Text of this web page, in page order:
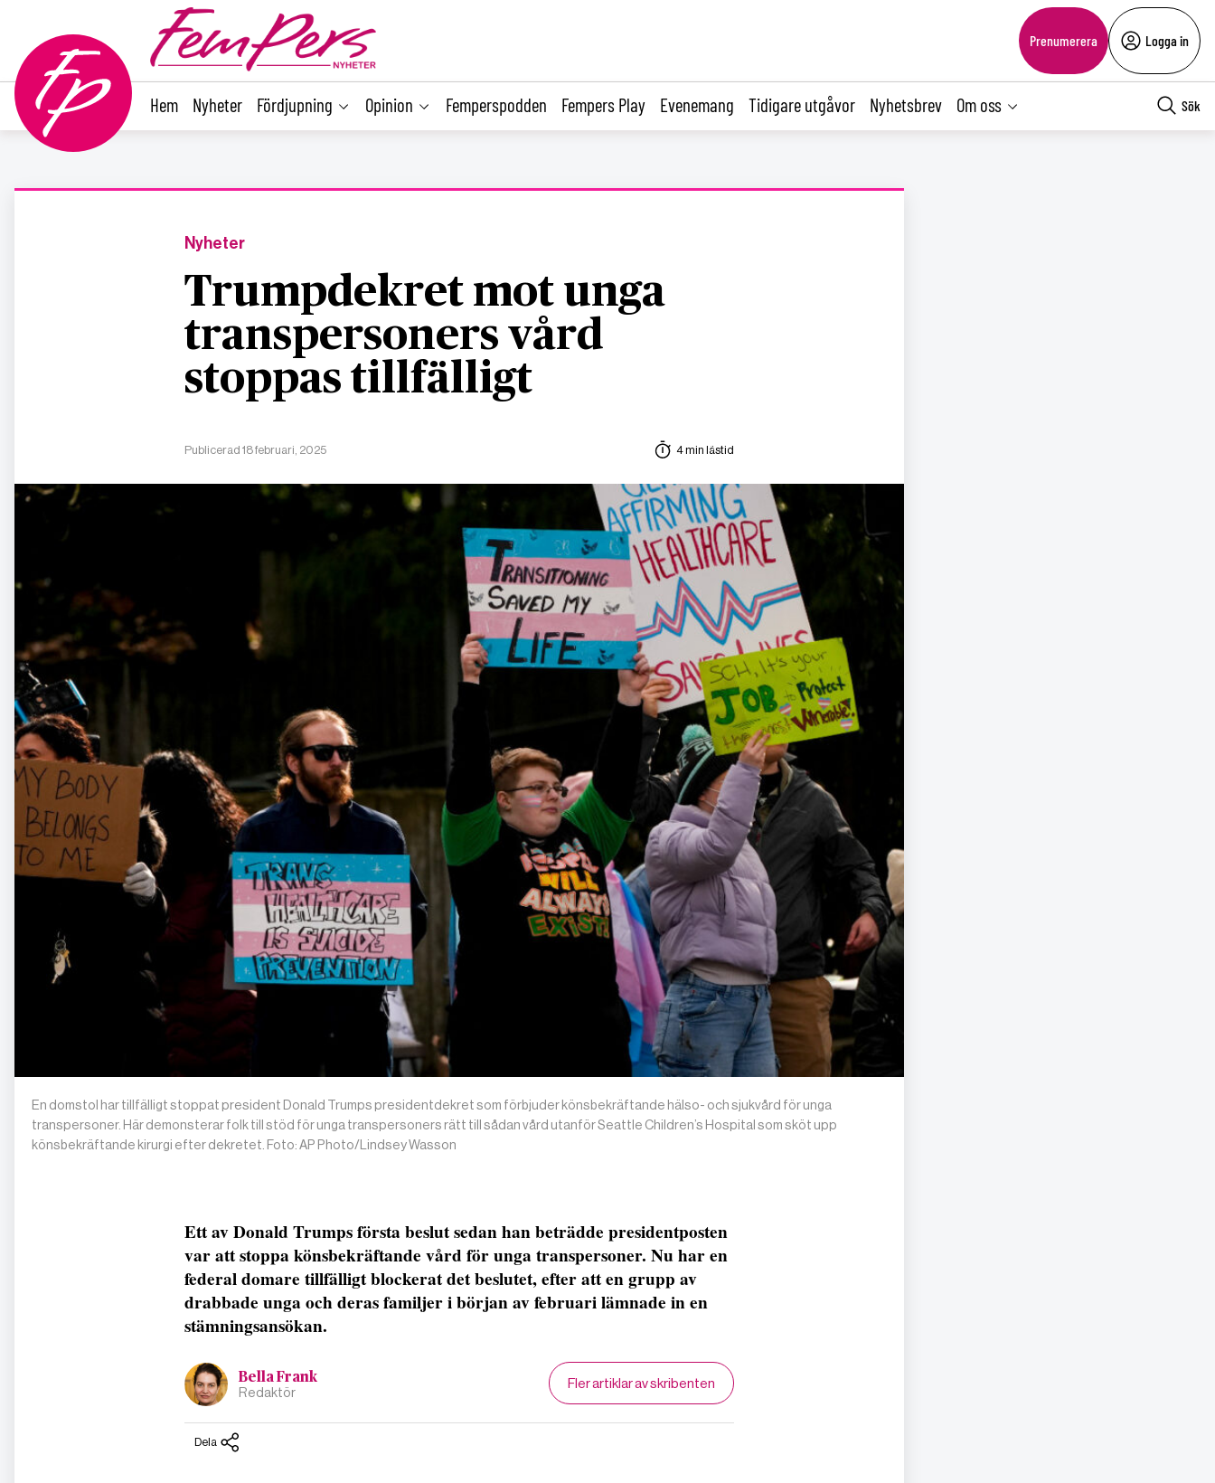
Prenumerera Logga in
Hem Nyheter Fördjupning Opinion Femperspodden Fempers Play Evenemang Tidigare utgåvor Nyhetsbrev Om oss Sök
Nyheter
Trumpdekret mot unga
transpersoners vård
stoppas tillfälligt
Publicerad 18 februari, 2025 4 min lästid
En domstol har tillfälligt stoppat president Donald Trumps presidentdekret som förbjuder könsbekräftande hälso- och sjukvård för unga
transpersoner. Här demonsterar folk till stöd för unga transpersoners rätt till sådan vård utanför Seattle Children’s Hospital som sköt upp
könsbekräftande kirurgi efter dekretet. Foto: AP Photo/Lindsey Wasson
Ett av Donald Trumps första beslut sedan han beträdde presidentposten
var att stoppa könsbekräftande vård för unga transpersoner. Nu har en
federal domare tillfälligt blockerat det beslutet, efter att en grupp av
drabbade unga och deras familjer i början av februari lämnade in en
stämningsansökan.
Bella Frank
Redaktör
Fler artiklar av skribenten
Dela